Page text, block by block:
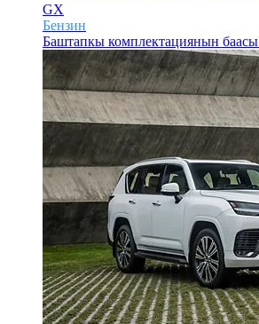
GX
Бензин
Баштапкы комплектациянын баасы